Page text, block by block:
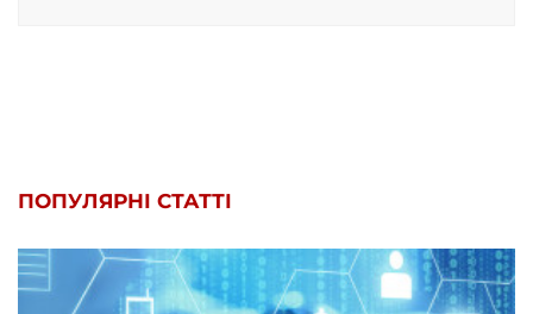
ПОПУЛЯРНІ СТАТТІ